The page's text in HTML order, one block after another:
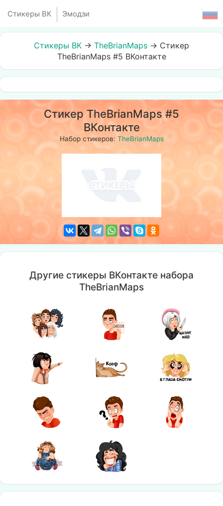
Стикеры ВК Эмодзи
Стикеры ВК → TheBrianMaps → Стикер
TheBrianMaps #5 ВКонтакте
Стикер TheBrianMaps #5
ВКонтакте
Набор стикеров: TheBrianMaps
Другие стикеры ВКонтакте набора
TheBrianMaps